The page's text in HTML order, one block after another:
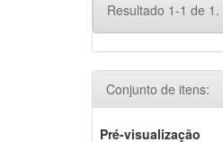
Resultado 1-1 de 1.
Conjunto de itens:
Pré-visualização